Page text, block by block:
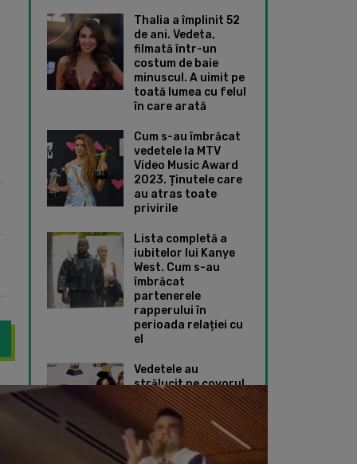
Thalia a împlinit 52
de ani. Vedeta,
filmată într-un
costum de baie
minuscul. A uimit pe
toată lumea cu felul
în care arată
Cum s-au îmbrăcat
vedetele la MTV
Video Music Award
2023. Ținutele care
au atras toate
privirile
Lista completă a
iubitelor lui Kanye
West. Cum s-au
îmbrăcat
partenerele
rapperului în
perioada relației cu
el
Vedetele au
strălucit pe covorul
roșu de la Premiile
Grammy 2024. Ce
ținute speciale au
ales Taylor Swift și
Dua Lipa
a dezvăluit că se simte „mai bine” pe măsură ceCamila Cabello a